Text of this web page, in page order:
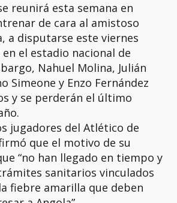
reunirá esta semana en
de cara al amistoso
a disputarse este viernes
en el estadio nacional de
Nahuel Molina, Julián
Simeone y Enzo Fernández
y se perderán el último
jugadores del Atlético de
que el motivo de su
“no han llegado en tiempo y
sanitarios vinculados
fiebre amarilla que deben